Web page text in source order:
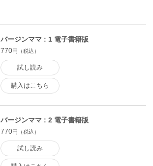
バージンママ : 1 電子書籍版
770円（税込）
試し読み
購入はこちら
バージンママ : 2 電子書籍版
770円（税込）
試し読み